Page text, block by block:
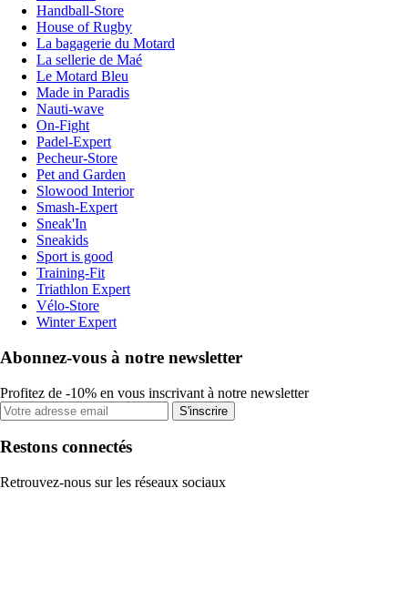
Handball-Store
House of Rugby
La bagagerie du Motard
La sellerie de Maé
Le Motard Bleu
Made in Paradis
Nauti-wave
On-Fight
Padel-Expert
Pecheur-Store
Pet and Garden
Slowood Interior
Smash-Expert
Sneak'In
Sneakids
Sport is good
Training-Fit
Triathlon Expert
Vélo-Store
Winter Expert
Abonnez-vous à notre newsletter
Profitez de -10% en vous inscrivant à notre newsletter
S'inscrire
Restons connectés
Retrouvez-nous sur les réseaux sociaux